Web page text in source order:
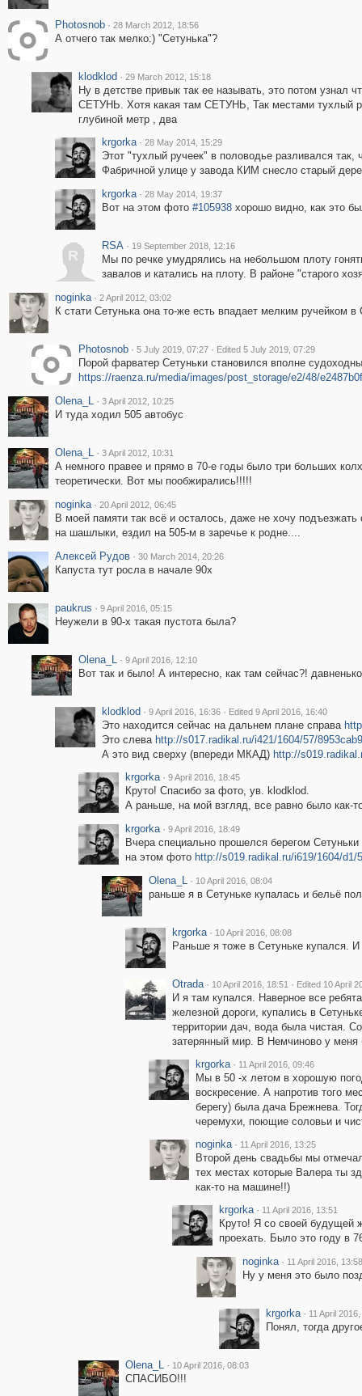
Photosnob · 28 March 2012, 18:56
А отчего так мелко:) "Сетунька"?
klodklod · 29 March 2012, 15:18
Ну в детстве привык так ее называть, это потом узнал
СЕТУНЬ. Хотя какая там СЕТУНЬ, Так местами тухлый
глубиной метр , два
krgorka · 28 May 2014, 15:29
Этот "тухлый ручеек" в половодье разливался
Фабричной улице у завода КИМ снесло старый
krgorka · 28 May 2014, 19:37
Вот на этом фото #105938хорошо видно, как это
R
RSA · 19 September 2018, 12:16
Мы по речке умудрялись на небольшом плоту
завалов и катались на плоту. В районе "старого
noginka · 2 April 2012, 03:02
К стати Сетунька она то-же есть впадает мелким ручейком
Photosnob · 5 July 2019, 07:27 · Edited 5 July 2019, 07:29
Порой фарватер Сетуньки становился вполне
https://raenza.ru/media/images/post_storage/e2/48/
Olena_L · 3 April 2012, 10:25
И туда ходил 505 автобус
Olena_L · 3 April 2012, 10:31
А немного правее и прямо в 70-е годы было три больших
теоретически. Вот мы пообжирались!!!!!
noginka · 20 April 2012, 06:45
В моей памяти так всё и осталось, даже не хочу
на шашлыки, ездил на 505-м в заречье к родне....
Алексей Рудов · 30 March 2014, 20:26
Капуста тут росла в начале 90х
paukrus · 9 April 2016, 05:15
Неужели в 90-х такая пустота была?
Olena_L · 9 April 2016, 12:10
Вот так и было! А интересно, как там сейчас?!
klodklod · 9 April 2016, 16:36 · Edited 9 April 2016, 16:40
Это находится сейчас на дальнем плане справа
Это слева http://s017.radikal.ru/i421/1604/57/
А это вид сверху (впереди МКАД) http://
krgorka · 9 April 2016, 18:45
Круто! Спасибо за фото, ув. klodklod.
А раньше, на мой взгляд, все равно было как-
krgorka · 9 April 2016, 18:49
Вчера специально прошелся берегом
на этом фото http://s019.radikal.ru/i619/1604/d1/
Olena_L · 10 April 2016, 08:04
раньше я в Сетуньке купалась и бельё
krgorka · 10 April 2016, 08:08
Раньше я тоже в Сетуньке купался.
Otrada · 10 April 2016, 18:51 · Edited 10 April
И я там купался. Наверное все
железной дороги, купались в
территории дач, вода была чистая.
затерянный мир. В Немчиново у
krgorka · 11 April 2016, 09:46
Мы в 50 -х летом в хорошую
воскресение. А напротив того
берегу) была дача Брежнева.
черемухи, поющие соловьи и
noginka · 11 April 2016, 13:25
Второй день свадьбы мы
тех местах которые Валера ты
как-то на машине!!)
krgorka · 11 April 2016, 13:51
Круто! Я со своей будущей
проехать. Было это году в
noginka · 11 April 2016, 13:58
Ну у меня это было
krgorka · 11 April
Понял, тогда
Olena_L · 10 April 2016, 08:03
СПАСИБО!!!